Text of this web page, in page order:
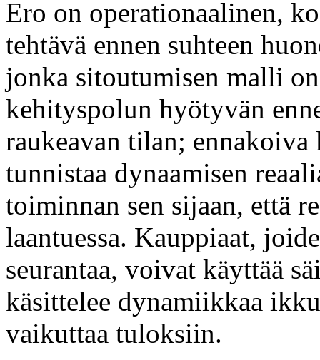
Ero on operationaalinen,
tehtävä ennen suhteen
jonka sitoutumisen malli
kehityspolun hyötyvän
raukeavan tilan;
tunnistaa dynaamisen
toiminnan sen sijaan, että
laantuessa. Kauppiaat,
seurantaa, voivat käyttää
käsittelee dynamiikkaa
vaikuttaa tuloksiin.